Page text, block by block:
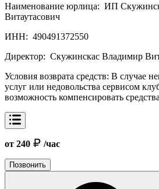
Наименование юрлица: ИП
Витаутасович
ИНН: 490491372550
Директор: Скужинскас Владимир
Условия возврата средств: В случае
услуг или недовольства сервисом
возможность компенсировать
от 240 /час
Позвонить